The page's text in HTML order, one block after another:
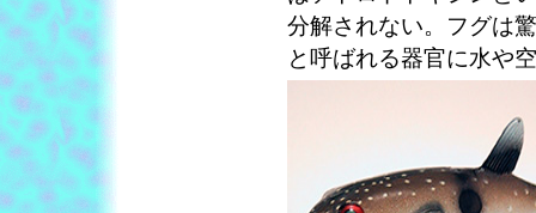
分解されない。フグは
と呼ばれる器官に水や